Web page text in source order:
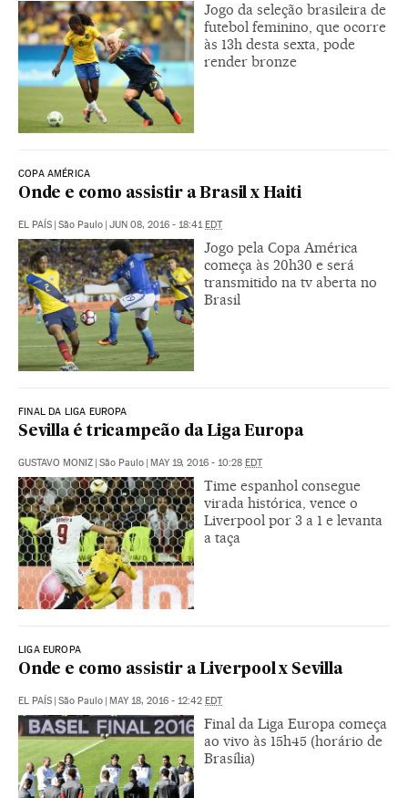
Jogo da seleção brasileira de
futebol feminino, que ocorre
às 13h desta sexta, pode
render bronze
COPA AMÉRICA
Onde e como assistir a Brasil x Haiti
EL PAÍS São Paulo JUN 08, 2016 - 18:41 EDT
Jogo pela Copa América
começa às 20h30 e será
transmitido na tv aberta no
Brasil
FINAL DA LIGA EUROPA
Sevilla é tricampeão da Liga Europa
GUSTAVO MONIZ | São Paulo | MAY 19, 2016 - 10:28 EDT
Time espanhol consegue
virada histórica, vence o
Liverpool por 3 a 1 e levanta
a taça
LIGA EUROPA
Onde e como assistir a Liverpool x Sevilla
EL PAÍS | São Paulo | MAY 18, 2016 - 12:42 EDT
Final da Liga Europa começa
ao vivo às 15h45 (horário de
Brasília)